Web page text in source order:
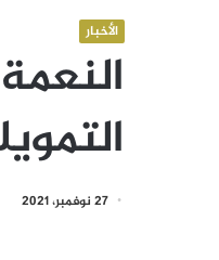
الأخبار
27 نوفمبر، 2021